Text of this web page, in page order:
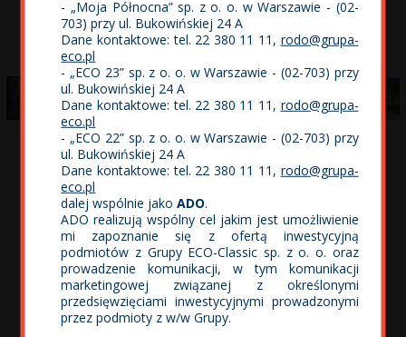
- „Moja Północna” sp. z o. o. w Warszawie - (02-
703) przy ul. Bukowińskiej 24 A
Dane kontaktowe: tel. 22 380 11 11, rodo@grupa-
eco.pl
- „ECO 23” sp. z o. o. w Warszawie - (02-703) przy
ul. Bukowińskiej 24 A
Dane kontaktowe: tel. 22 380 11 11, rodo@grupa-
eco.pl
- „ECO 22” sp. z o. o. w Warszawie - (02-703) przy
ul. Bukowińskiej 24 A
Dane kontaktowe: tel. 22 380 11 11, rodo@grupa-
eco.pl
dalej wspólnie jakoADO.
ADO realizują wspólny cel jakim jest umożliwienie
mi zapoznanie się z ofertą inwestycyjną
podmiotów z Grupy ECO-Classic sp. z o. o. oraz
prowadzenie komunikacji, w tym komunikacji
marketingowej związanej z określonymi
przedsięwzięciami inwestycyjnymi prowadzonymi
przez podmioty z w/w Grupy.
Galeria zdjęć
Obejrzyj film o Osiedlu Wolne
Miasto w Gdańsku -kliknij tutaj.